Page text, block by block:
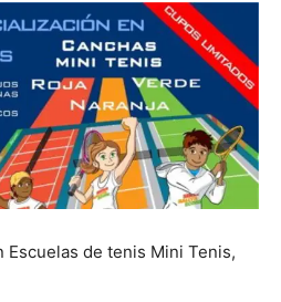
Escuelas de tenis Mini Tenis,